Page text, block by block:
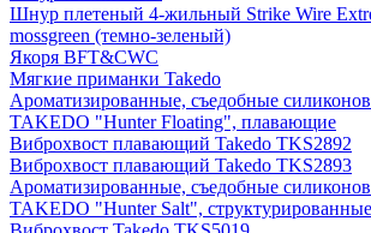
Шнур плетеный 4-жильный Strike Wire
mossgreen (темно-зеленый)
Якоря BFT&CWC
Мягкие приманки Takedo
Ароматизированные, съедобные
TAKEDO "Hunter Floating", плавающие
Виброхвост плавающий Takedo TKS2892
Виброхвост плавающий Takedo TKS2893
Ароматизированные, съедобные
TAKEDO "Hunter Salt",